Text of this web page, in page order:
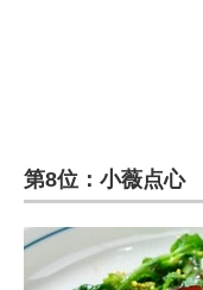
第8位：小薇点心